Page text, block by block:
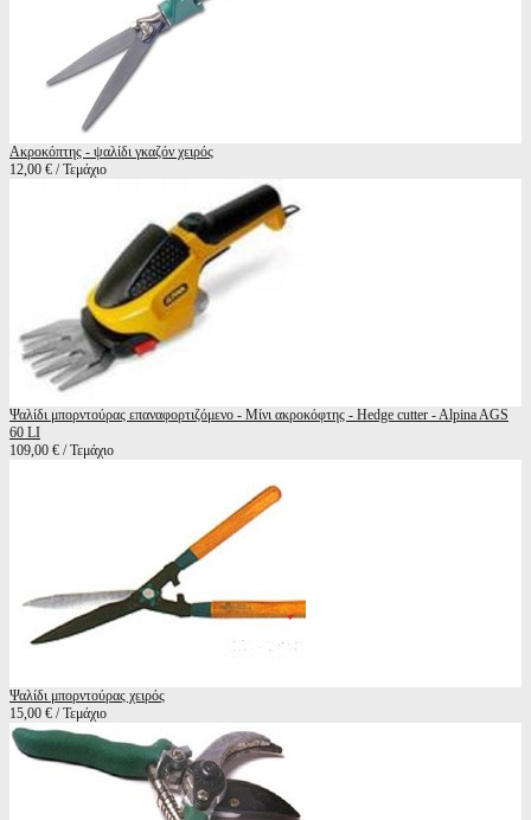
Ακροκόπτης - ψαλίδι γκαζόν χειρός
12,00 € / Τεμάχιο
Ψαλίδι μπορντούρας επαναφορτιζόμενο - Μίνι ακροκόφτης - Hedge cutter - Alpina AGS
60 LI
109,00 € / Τεμάχιο
Ψαλίδι μπορντούρας χειρός
15,00 € / Τεμάχιο